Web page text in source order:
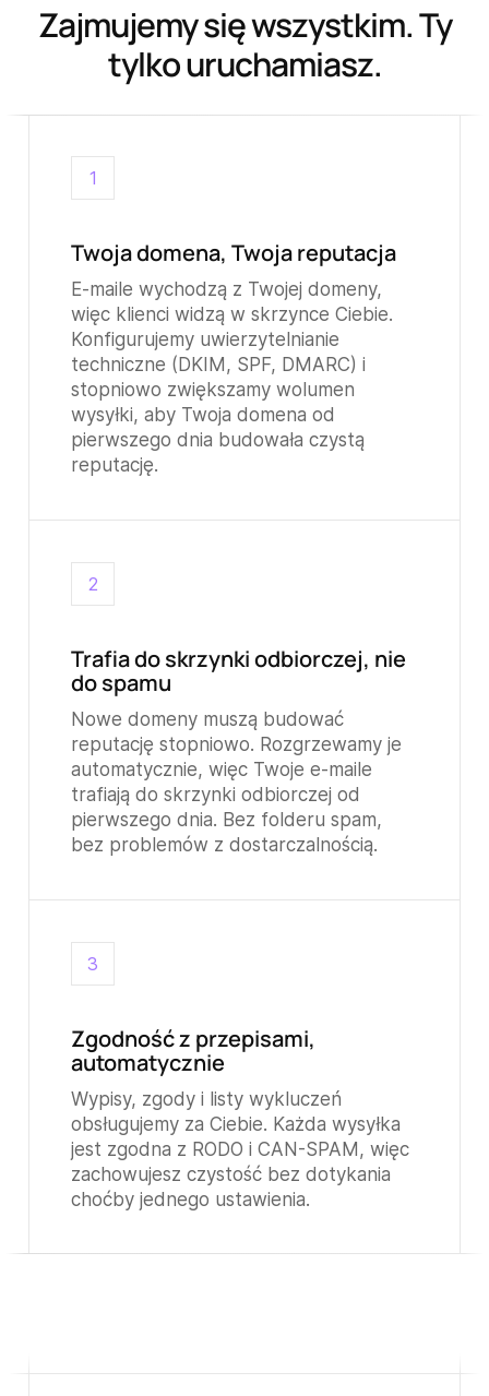
Zajmujemy się wszystkim. Ty
tylko uruchamiasz.
1
Twoja domena, Twoja reputacja
E-maile wychodzą z Twojej domeny,
więc klienci widzą w skrzynce Ciebie.
Konfigurujemy uwierzytelnianie
techniczne (DKIM, SPF, DMARC) i
stopniowo zwiększamy wolumen
wysyłki, aby Twoja domena od
pierwszego dnia budowała czystą
reputację.
2
Trafia do skrzynki odbiorczej, nie
do spamu
Nowe domeny muszą budować
reputację stopniowo. Rozgrzewamy je
automatycznie, więc Twoje e-maile
trafiają do skrzynki odbiorczej od
pierwszego dnia. Bez folderu spam,
bez problemów z dostarczalnością.
3
Zgodność z przepisami,
automatycznie
Wypisy, zgody i listy wykluczeń
obsługujemy za Ciebie. Każda wysyłka
jest zgodna z RODO i CAN-SPAM, więc
zachowujesz czystość bez dotykania
choćby jednego ustawienia.